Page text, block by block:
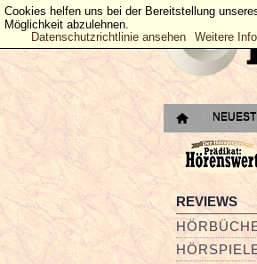
REVIEWS
Cookies helfen uns bei der Bereitstellung
Möglichkeit abzulehnen.
Datenschutzrichtlinie ansehen
Weitere